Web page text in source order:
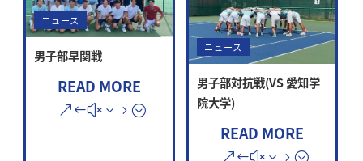
ニュース
男子部早関戦
READ MORE
ニュース
男子部対抗戦(VS 愛知学
院大学)
READ MORE